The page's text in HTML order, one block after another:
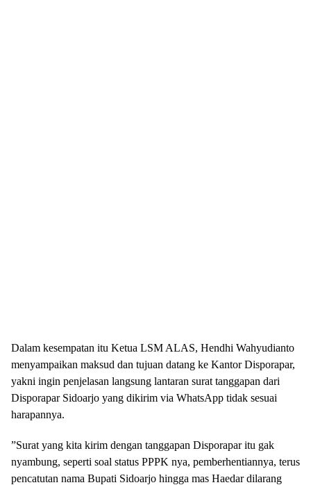
Dalam kesempatan itu Ketua LSM ALAS, Hendhi Wahyudianto
menyampaikan maksud dan tujuan datang ke Kantor Disporapar,
yakni ingin penjelasan langsung lantaran surat tanggapan dari
Disporapar Sidoarjo yang dikirim via WhatsApp tidak sesuai
harapannya.
”Surat yang kita kirim dengan tanggapan Disporapar itu gak
nyambung, seperti soal status PPPK nya, pemberhentiannya, terus
pencatutan nama Bupati Sidoarjo hingga mas Haedar dilarang